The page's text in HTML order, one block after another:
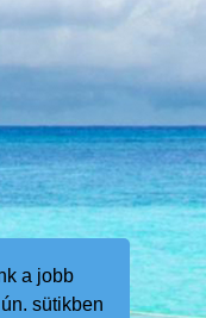
a jobb
sütikben